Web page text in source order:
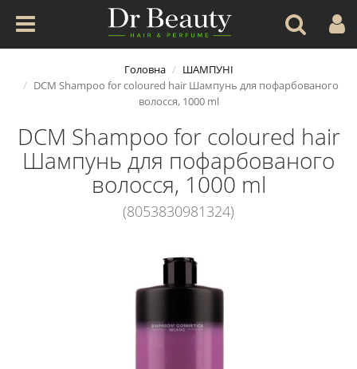
Головна
ШАМПУНІ
DCM Shampoo for coloured hair Шампунь для пофарбованого
волосся, 1000 ml
DCM Shampoo for coloured hair
Шампунь для пофарбованого
волосся, 1000 ml
(8053830981324)